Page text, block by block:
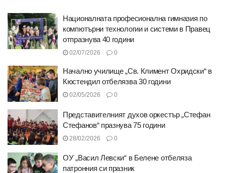
Националната професионална гимназия по
компютърни технологии и системи в Правец
отпразнува 40 години
02/07/2026 0
Начално училище „Св. Климент Охридски“ в
Кюстендил отбелязва 30 години
02/05/2026 0
Представителният духов оркестър „Стефан
Стефанов“ празнува 75 години
28/02/2026 0
ОУ „Васил Левски“ в Белене отбеляза
патронния си празник